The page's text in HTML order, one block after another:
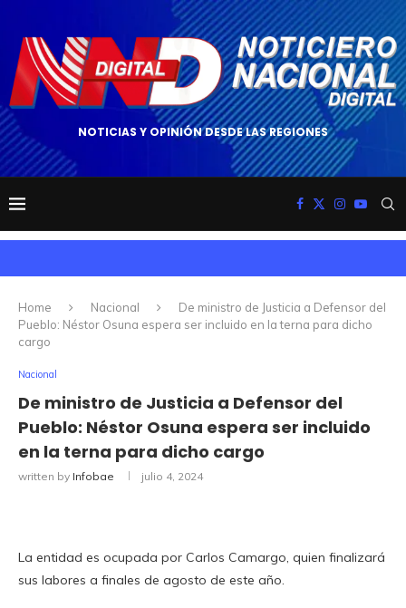
NOTICIAS Y OPINIÓN DESDE LAS REGIONES
Home Nacional
De ministro de Justicia a Defensor del
Pueblo: Néstor Osuna espera ser incluido en la terna para dicho
cargo
Nacional
De ministro de Justicia a Defensor del
Pueblo: Néstor Osuna espera ser incluido
en la terna para dicho cargo
written by Infobae julio 4, 2024
La entidad es ocupada por Carlos Camargo, quien finalizará
sus labores a finales de agosto de este año.